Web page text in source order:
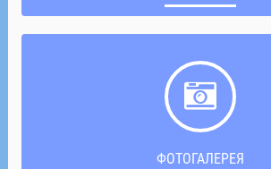
ФОТОГАЛЕРЕЯ